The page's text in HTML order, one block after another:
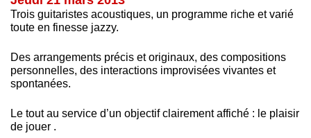
Trois guitaristes acoustiques, un programme riche et varié
toute en finesse jazzy.
Des arrangements précis et originaux, des compositions
personnelles, des interactions improvisées vivantes et
spontanées.
Le tout au service d’un objectif clairement affiché : le plaisir
de jouer .